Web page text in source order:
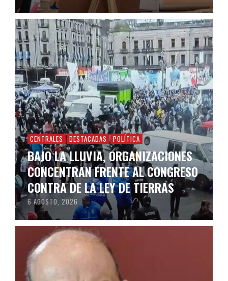
CENTRALES DESTACADAS POLÍTICA
BAJO LA LLUVIA, ORGANIZACIONES
CONCENTRAN FRENTE AL CONGRESO
CONTRA DE LA LEY DE TIERRAS
6 AGOSTO, 2026